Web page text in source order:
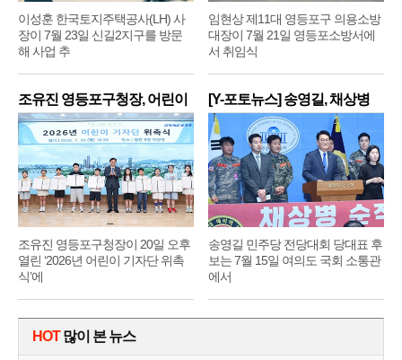
이성훈 한국토지주택공사(LH) 사
장이 7월 23일 신길2지구를 방문
해 사업 추
임현상 제11대 영등포구 의용소방
대장이 7월 21일 영등포소방서에
서 취임식
조유진 영등포구청장, 어린이
기
조유진 영등포구청장이 20일 오후
열린 ‘2026년 어린이 기자단 위촉
식’에
[Y-포토뉴스] 송영길, 채상병
순
송영길 민주당 전당대회 당대표 후
보는 7월 15일 여의도 국회 소통관
에서
HOT많이 본 뉴스